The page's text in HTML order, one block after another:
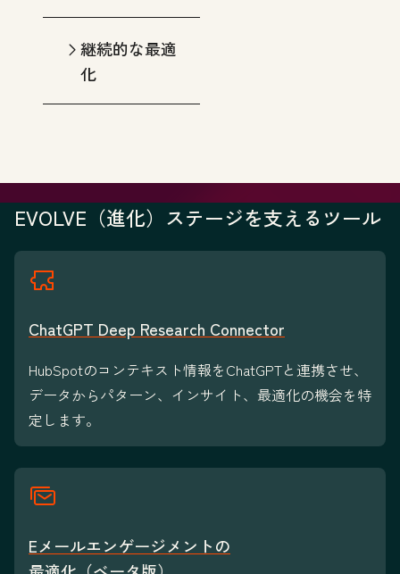
継続的な最適
化
EVOLVE（進化）ステージを支えるツール
ChatGPT Deep Research Connector
HubSpotのコンテキスト情報をChatGPTと連携させ、
データからパターン、インサイト、最適化の機会を特
定します。
Eメールエンゲージメントの